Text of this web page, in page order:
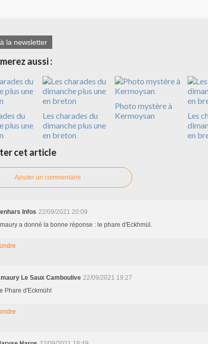
la newsletter
aussi :
du
plus une
Les charades du
dimanche plus une
en breton
Photo mystère à
Kermoysan
Les
en
cet article
Ajouter un commentaire
Infos 22/09/2021 20:09
a donné la bonne réponse : le phare d'Eckhmül.
Le Saux Camboulive 22/09/2021 19:27
Phare d'Eckmühl